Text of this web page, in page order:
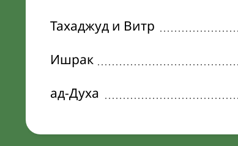
Тахаджуд и Витр
Ишрак
ад-Духа